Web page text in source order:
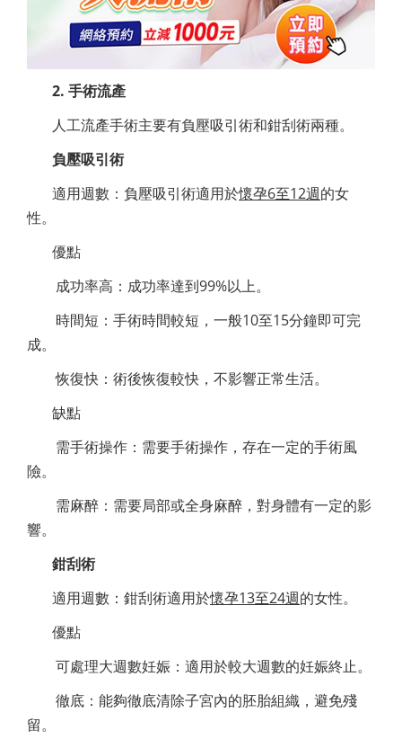
2. 手術流產
人工流產手術主要有負壓吸引術和鉗刮術兩種。
負壓吸引術
適用週數 ： 負壓吸引術適用於懷孕6至12週的女
性。
優點
成功率高：成功率達到99%以上。
時間短：手術時間較短，一般10至15分鐘即可完
成。
恢復快：術後恢復較快，不影響正常生活。
缺點
需手術操作：需要手術操作，存在一定的手術風
險。
需麻醉：需要局部或全身麻醉，對身體有一定的影
響。
鉗刮術
適用週數 ： 鉗刮術適用於懷孕13至24週的女性。
優點
可處理大週數妊娠：適用於較大週數的妊娠終止。
徹底：能夠徹底清除子宮內的胚胎組織，避免殘
留。